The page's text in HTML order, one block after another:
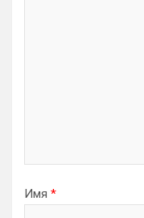
Имя *